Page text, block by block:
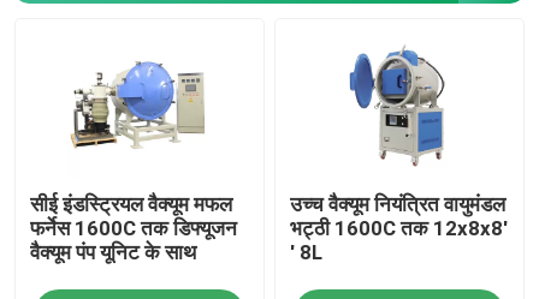
सीई इंडस्ट्रियल वैक्यूम मफल
फर्नेस 1600C तक डिफ्यूजन
वैक्यूम पंप यूनिट के साथ
उच्च वैक्यूम नियंत्रित वायुमंडल
भट्ठी 1600C तक 12x8x8′
′ 8L